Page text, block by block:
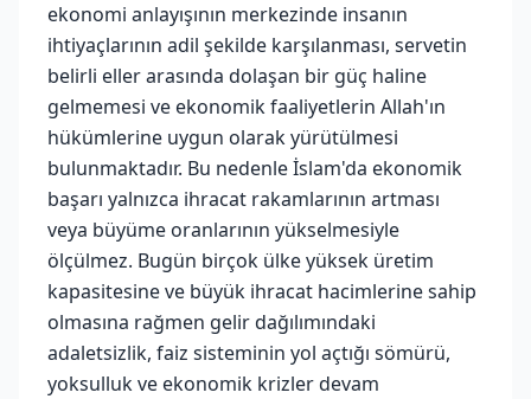
ekonomi anlayışının merkezinde insanın
ihtiyaçlarının adil şekilde karşılanması, servetin
belirli eller arasında dolaşan bir güç haline
gelmemesi ve ekonomik faaliyetlerin Allah'ın
hükümlerine uygun olarak yürütülmesi
bulunmaktadır. Bu nedenle İslam'da ekonomik
başarı yalnızca ihracat rakamlarının artması
veya büyüme oranlarının yükselmesiyle
ölçülmez. Bugün birçok ülke yüksek üretim
kapasitesine ve büyük ihracat hacimlerine sahip
olmasına rağmen gelir dağılımındaki
adaletsizlik, faiz sisteminin yol açtığı sömürü,
yoksulluk ve ekonomik krizler devam